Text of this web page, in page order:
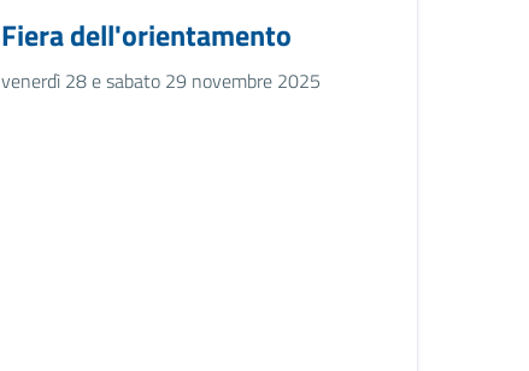
Fiera dell'orientamento
venerdì 28 e sabato 29 novembre 2025